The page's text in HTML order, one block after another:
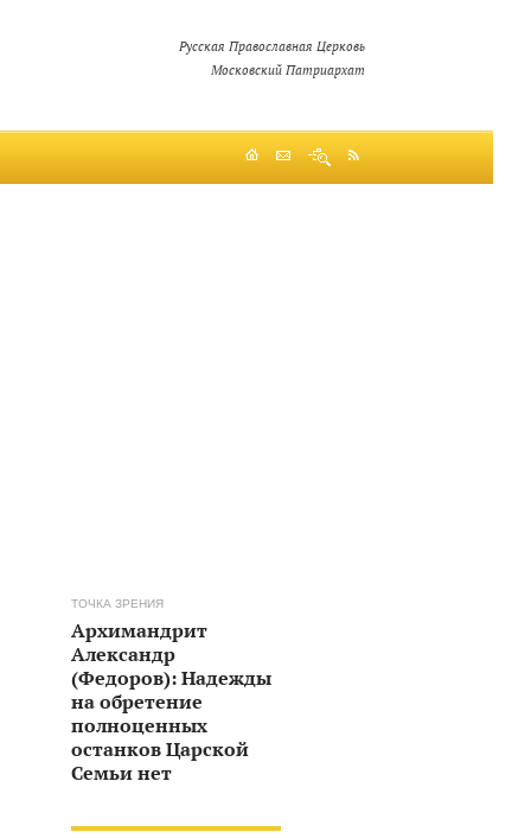
Русская Православная Церковь
Московский Патриархат
ТОЧКА ЗРЕНИЯ
Архимандрит
Александр
(Федоров): Надежды
на обретение
полноценных
останков Царской
Семьи нет